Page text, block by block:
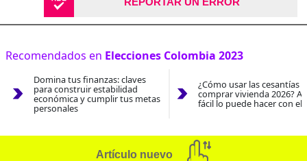
Recomendados en Elecciones Colombia 2023
Domina tus finanzas: claves
para construir estabilidad
económica y cumplir tus metas
personales
¿Cómo usar las cesantías
comprar vivienda 2026?
fácil lo puede hacer con el
Artículo nuevo